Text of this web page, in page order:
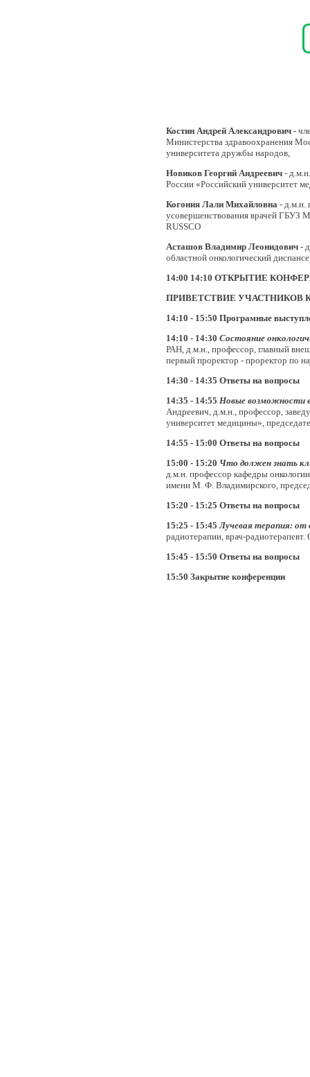
Костин Андрей Александрович -
Министерства здравоохранения
университета дружбы народов,
Новиков Георгий Андреевич -
России «Российский университет
Когония Лали Михайловна - д.м.н.
усовершенствования врачей
RUSSCO
Асташов Владимир Леонидович -
областной онкологический
14:00 14:10 ОТКРЫТИЕ
ПРИВЕТСТВИЕ УЧАСТНИКОВ
14:10 - 15:50 Програмные
14:10 - 14:30 Состояние
РАН, д.м.н., профессор, главный
первый проректор - проректор по
14:30 - 14:35 Ответы на вопросы
14:35 - 14:55 Новые возможности в
Андреевич, д.м.н., профессор,
университет медицины»,
14:55 - 15:00 Ответы на вопросы
15:00 - 15:20 Что должен знать
д.м.н. профессор кафедры
имени М. Ф. Владимирского,
15:20 - 15:25 Ответы на вопросы
15:25 - 15:45Лучевая терапия: от
радиотерапии, врач-
15:45 - 15:50 Ответы на вопросы
15:50 Закрытие конференции